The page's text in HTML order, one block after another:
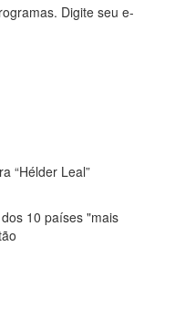
Digite seu e-
“Hélder Leal”
10 países "mais